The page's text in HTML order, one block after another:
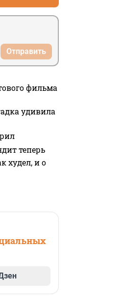
Отправить
фильма
удивила
теперь
худел, и о